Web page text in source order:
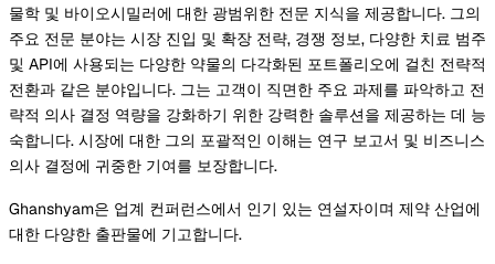
물학 및 바이오시밀러에 대한 광범위한 전문 지식을 제공합니다. 그의
주요 전문 분야는 시장 진입 및 확장 전략, 경쟁 정보, 다양한 치료 범주
및 API에 사용되는 다양한 약물의 다각화된 포트폴리오에 걸친 전략적
전환과 같은 분야입니다. 그는 고객이 직면한 주요 과제를 파악하고 전
략적 의사 결정 역량을 강화하기 위한 강력한 솔루션을 제공하는 데 능
숙합니다. 시장에 대한 그의 포괄적인 이해는 연구 보고서 및 비즈니스
의사 결정에 귀중한 기여를 보장합니다.
Ghanshyam은 업계 컨퍼런스에서 인기 있는 연설자이며 제약 산업에
대한 다양한 출판물에 기고합니다.